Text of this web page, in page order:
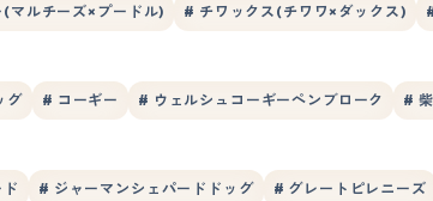
マルチーズ×プードル) # チワックス(チワワ×ダックス)
グ # コーギー # ウェルシュコーギーペンブローク #
# ジャーマンシェパードドッグ # グレートピレニーズ